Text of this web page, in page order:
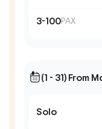
3-100PAX
(1 - 31) From
Solo